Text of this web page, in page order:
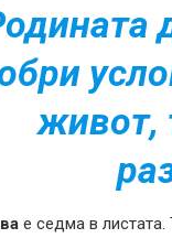
живот,
е седма в листата.